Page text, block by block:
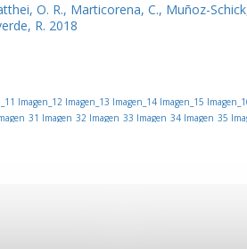
O. R., Marticorena, C., Muñoz-
R. 2018
Imagen_12Imagen_13 Imagen_14Imagen_15
Imagen_32Imagen_33 Imagen_34Imagen_35